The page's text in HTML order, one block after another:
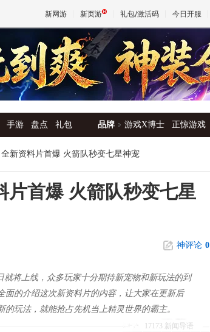
新网游 新页游 礼包/激活码 今日开服
手游 盘点 礼包 品牌 游戏X博士 正惊游戏
全新资料片首爆 火箭队秒变七星神宠
片首爆 火箭队秒变七星
神评论 0
17173 新闻导语
就将上线，众多玩家十分期待新宠物和新玩法的到
面的介绍这次新资料片的内容，让大家在更新后
玩法，就能抢占先机当上精灵世界的霸主。